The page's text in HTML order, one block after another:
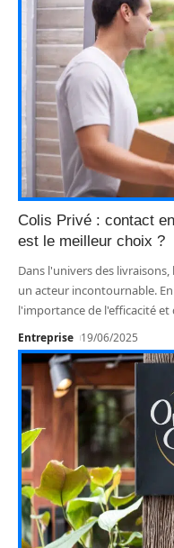
Colis Privé : contact
est le meilleur choix ?
Dans l'univers des
un acteur incontournable.
l'importance de l'efficacité et
Entreprise 19/06/2025